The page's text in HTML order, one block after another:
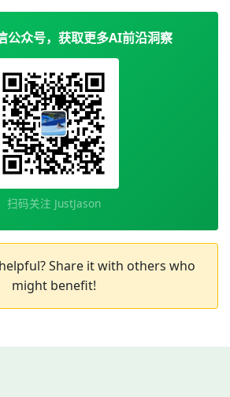
公众号，获取更多AI前沿洞察
扫码关注 JustJason
Share it with others who
might benefit!